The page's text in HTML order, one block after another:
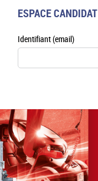
ESPACE CANDIDAT
Identifiant (email)